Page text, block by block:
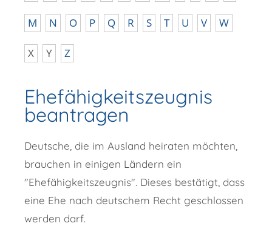
M N O P Q R S T U V W
X Y Z
Ehefähigkeitszeugnis
beantragen
Deutsche, die im Ausland heiraten möchten,
brauchen in einigen Ländern ein
"Ehefähigkeitszeugnis". Dieses bestätigt, dass
eine Ehe nach deutschem Recht geschlossen
werden darf.